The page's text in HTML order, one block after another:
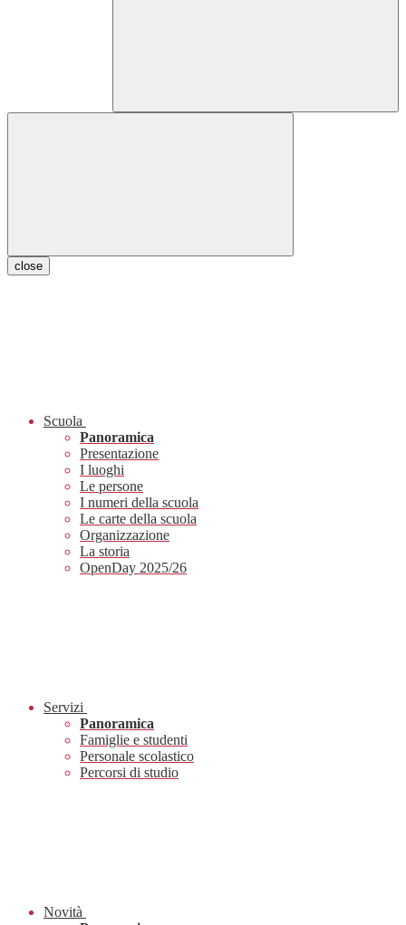
close
Scuola
Panoramica
Presentazione
I luoghi
Le persone
I numeri della scuola
Le carte della scuola
Organizzazione
La storia
OpenDay 2025/26
Servizi
Panoramica
Famiglie e studenti
Personale scolastico
Percorsi di studio
Novità